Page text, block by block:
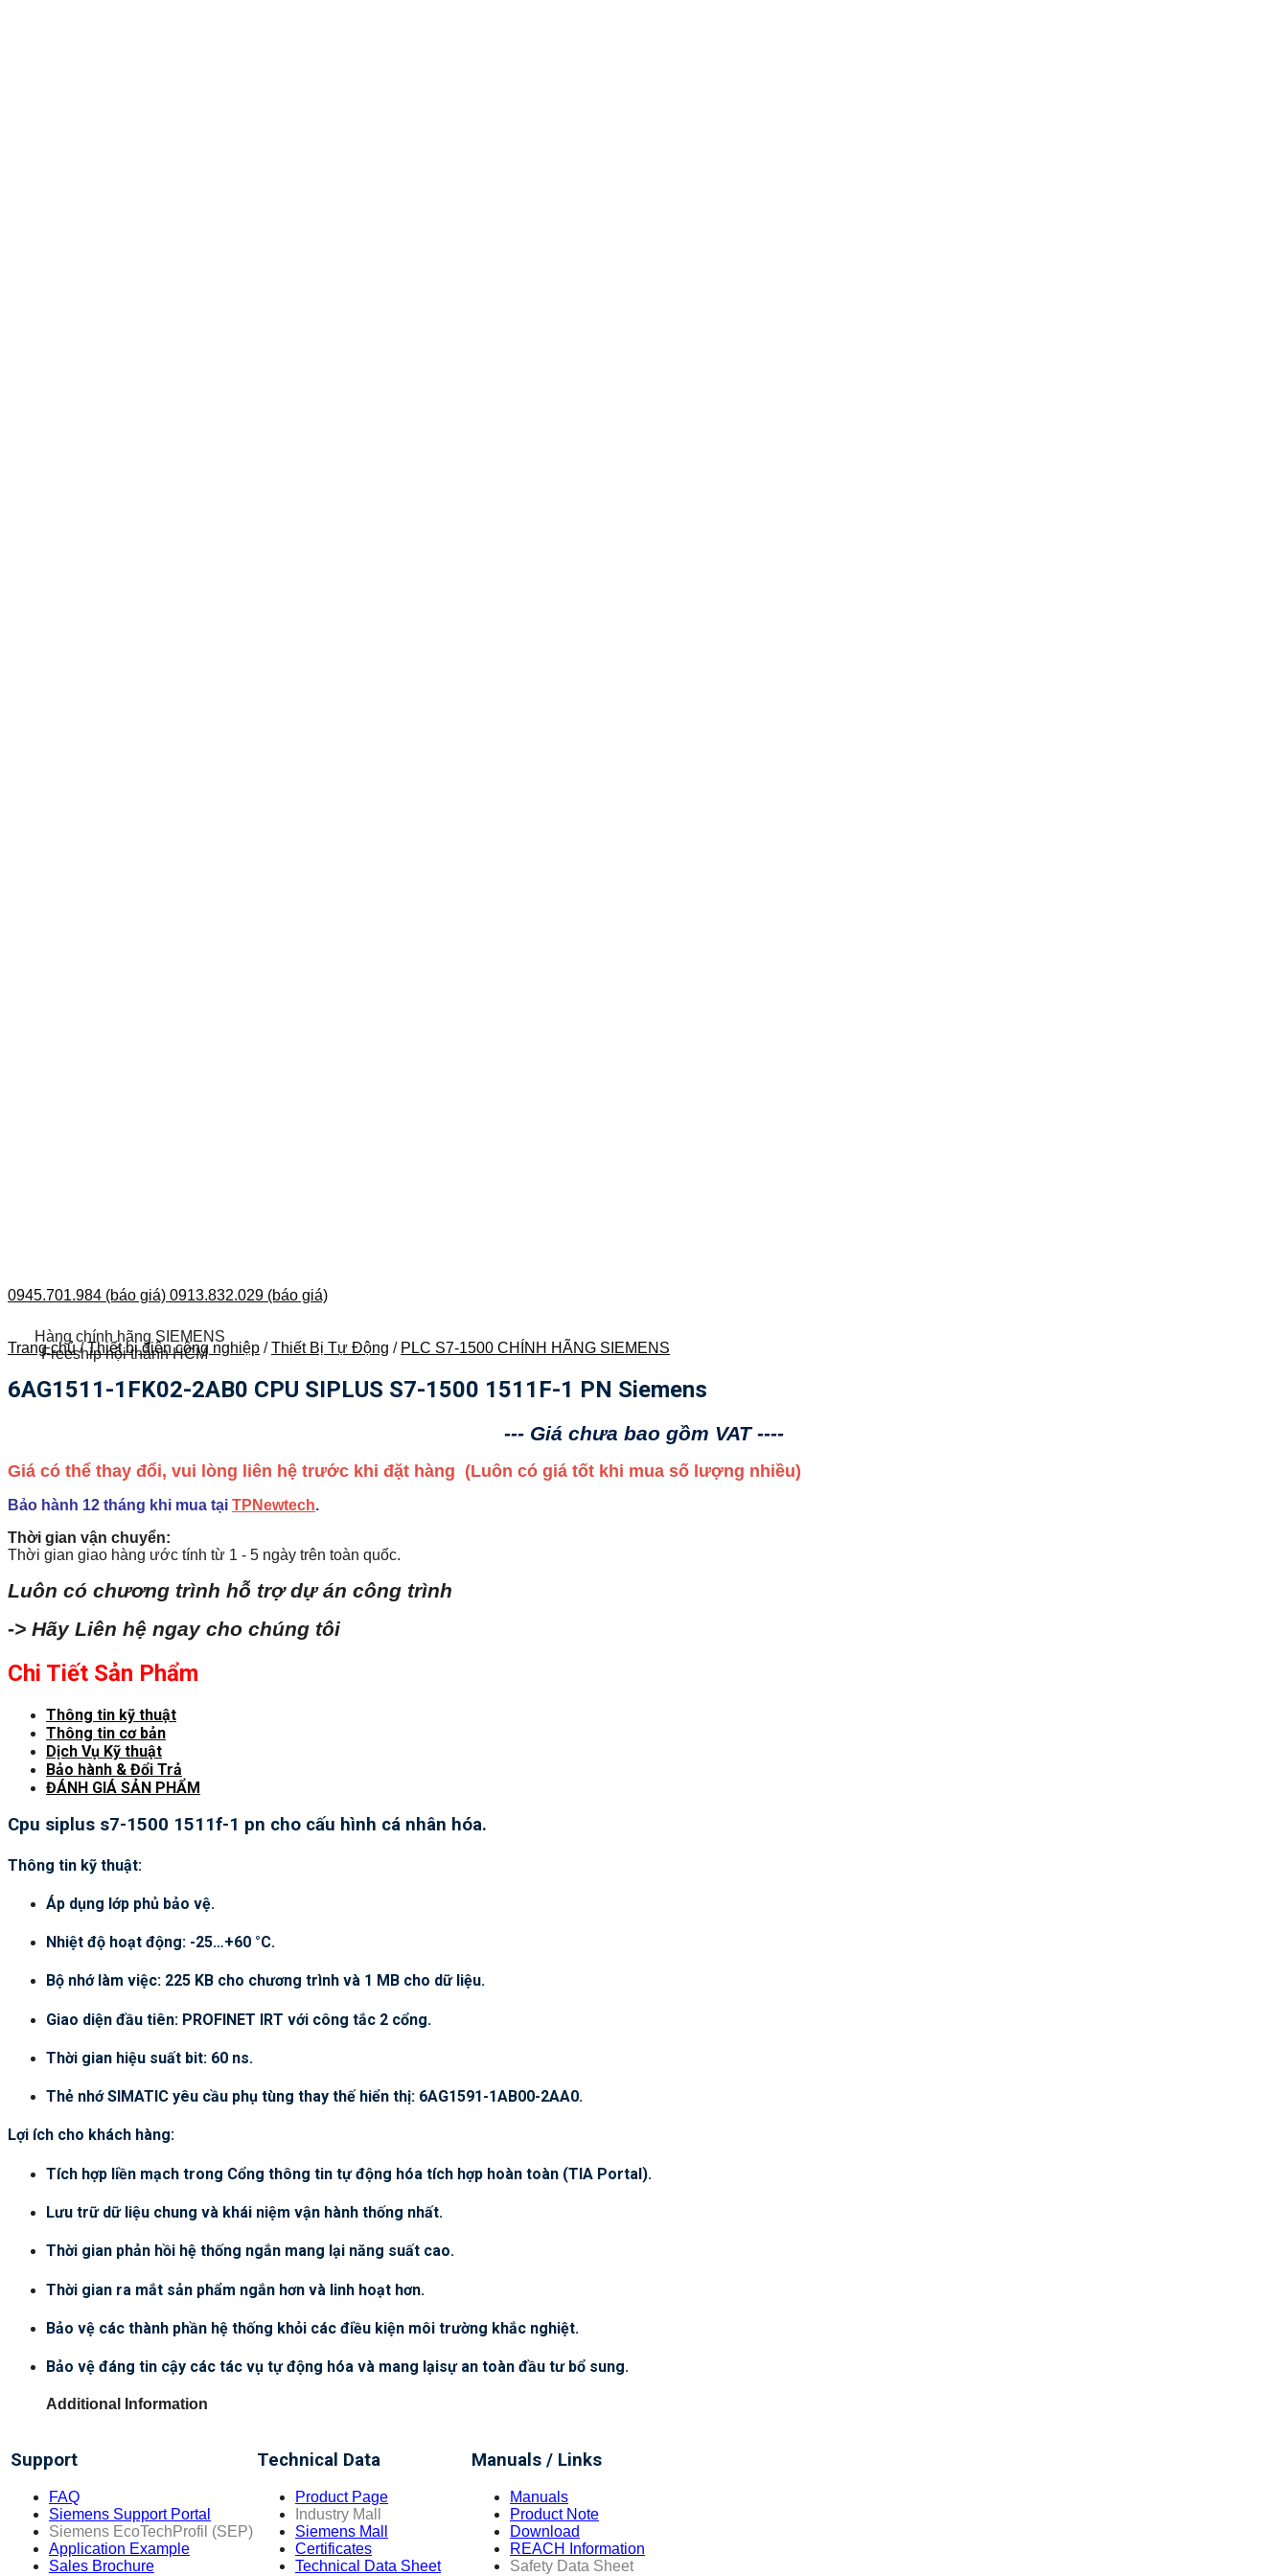
0945.701.984 (báo giá) 0913.832.029 (báo giá)
Hàng chính hãng SIEMENS
Freeship nội thành HCM
Trang chủ / Thiết bị điện công nghiệp / Thiết Bị Tự Động / PLC S7-1500 CHÍNH HÃNG SIEMENS
6AG1511-1FK02-2AB0 CPU SIPLUS S7-1500 1511F-1 PN Siemens
--- Giá chưa bao gồm VAT ----
Giá có thể thay đổi, vui lòng liên hệ trước khi đặt hàng (Luôn có giá tốt khi mua số lượng nhiều)
Bảo hành 12 tháng khi mua tại TPNewtech.
Thời gian vận chuyển:
Thời gian giao hàng ước tính từ 1 - 5 ngày trên toàn quốc.
Luôn có chương trình hỗ trợ dự án công trình
-> Hãy Liên hệ ngay cho chúng tôi
Chi Tiết Sản Phẩm
Thông tin kỹ thuật
Thông tin cơ bản
Dịch Vụ Kỹ thuật
Bảo hành & Đổi Trả
ĐÁNH GIÁ SẢN PHẨM
Cpu siplus s7-1500 1511f-1 pn cho cấu hình cá nhân hóa.
Thông tin kỹ thuật:
Áp dụng lớp phủ bảo vệ.
Nhiệt độ hoạt động: -25…+60 °C.
Bộ nhớ làm việc: 225 KB cho chương trình và 1 MB cho dữ liệu.
Giao diện đầu tiên: PROFINET IRT với công tắc 2 cổng.
Thời gian hiệu suất bit: 60 ns.
Thẻ nhớ SIMATIC yêu cầu phụ tùng thay thế hiển thị: 6AG1591-1AB00-2AA0.
Lợi ích cho khách hàng:
Tích hợp liền mạch trong Cổng thông tin tự động hóa tích hợp hoàn toàn (TIA Portal).
Lưu trữ dữ liệu chung và khái niệm vận hành thống nhất.
Thời gian phản hồi hệ thống ngắn mang lại năng suất cao.
Thời gian ra mắt sản phẩm ngắn hơn và linh hoạt hơn.
Bảo vệ các thành phần hệ thống khỏi các điều kiện môi trường khắc nghiệt.
Bảo vệ đáng tin cậy các tác vụ tự động hóa và mang lạisự an toàn đầu tư bổ sung.
Additional Information
Support
FAQ
Siemens Support Portal
Siemens EcoTechProfil (SEP)
Application Example
Sales Brochure
Technical Data
Product Page
Industry Mall
Siemens Mall
Certificates
Technical Data Sheet
Manuals / Links
Manuals
Product Note
Download
REACH Information
Safety Data Sheet